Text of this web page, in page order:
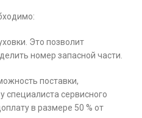
Это позволит
номер запасной части.
поставки,
специалиста сервисного
в размере 50 % от